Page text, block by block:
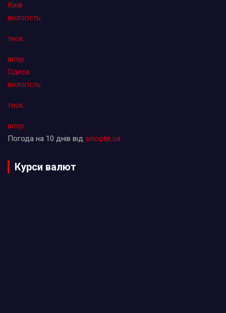
Київ
вологість:
тиск:
вітер:
Одеса
вологість:
тиск:
вітер:
Погода на 10 днів від sinoptik.ua
Курси валют